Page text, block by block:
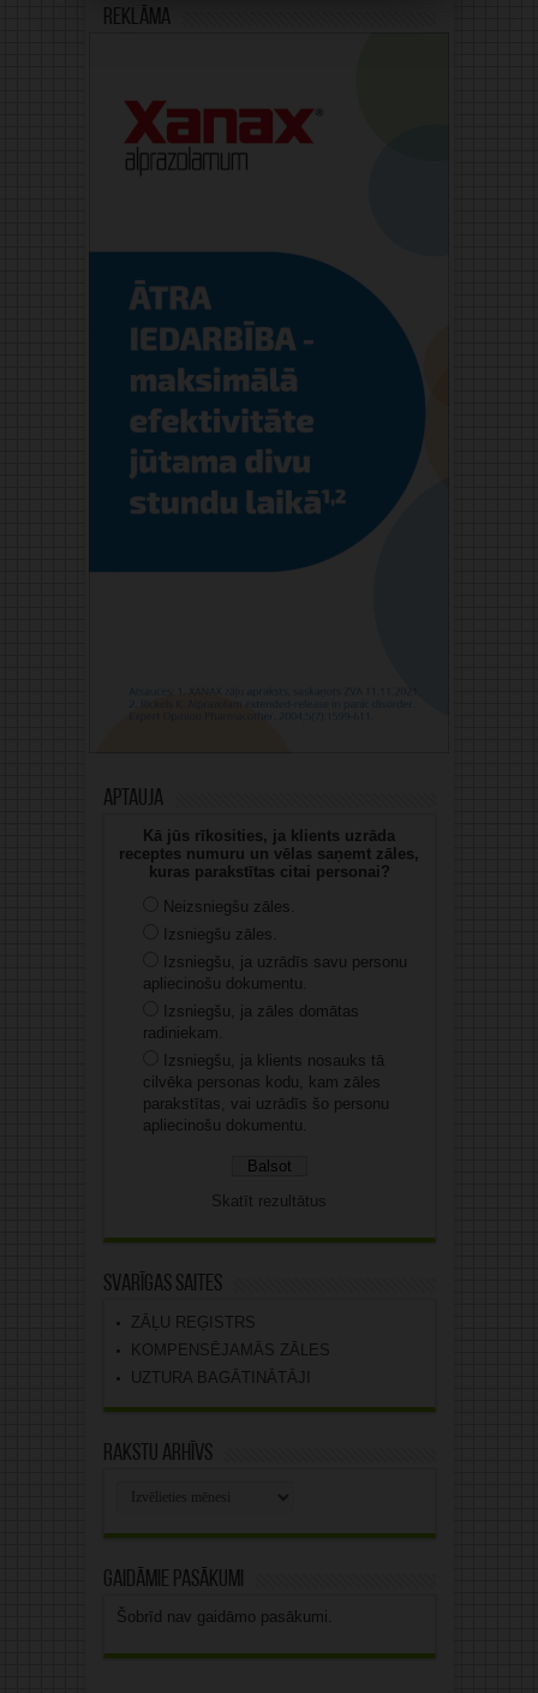
Reklāma
Aptauja
Kā jūs rīkosities, ja klients uzrāda
receptes numuru un vēlas saņemt zāles,
kuras parakstītas citai personai?
Neizsniegšu zāles.
Izsniegšu zāles.
Izsniegšu, ja uzrādīs savu personu
apliecinošu dokumentu.
Izsniegšu, ja zāles domātas
radiniekam.
Izsniegšu, ja klients nosauks tā
cilvēka personas kodu, kam zāles
parakstītas, vai uzrādīs šo personu
apliecinošu dokumentu.
Skatīt rezultātus
Svarīgas saites
ZĀĻU REĢISTRS
KOMPENSĒJAMĀS ZĀLES
UZTURA BAGĀTINĀTĀJI
Rakstu arhīvs
Gaidāmie pasākumi
Šobrīd nav gaidāmo pasākumi.